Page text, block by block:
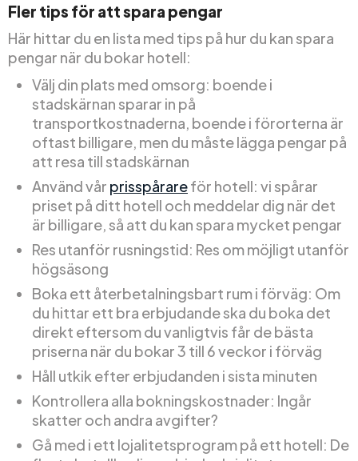
Fler tips för att spara pengar
Här hittar du en lista med tips på hur du kan spara
pengar när du bokar hotell:
Välj din plats med omsorg: boende i
stadskärnan sparar in på
transportkostnaderna, boende i förorterna är
oftast billigare, men du måste lägga pengar på
att resa till stadskärnan
Använd vår prisspårareför hotell: vi spårar
priset på ditt hotell och meddelar dig när det
är billigare, så att du kan spara mycket pengar
Res utanför rusningstid: Res om möjligt utanför
högsäsong
Boka ett återbetalningsbart rum i förväg: Om
du hittar ett bra erbjudande ska du boka det
direkt eftersom du vanligtvis får de bästa
priserna när du bokar 3 till 6 veckor i förväg
Håll utkik efter erbjudanden i sista minuten
Kontrollera alla bokningskostnader: Ingår
skatter och andra avgifter?
Gå med i ett lojalitetsprogram på ett hotell: De